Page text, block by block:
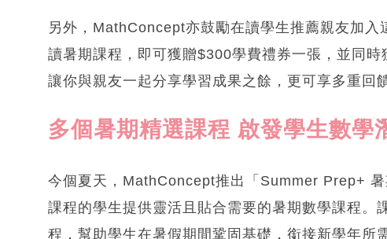
另外，MathConcept亦鼓勵在讀學生推薦親友加
讀暑期課程，即可獲贈$300學費禮券一張，並同
讓你與親友一起分享學習成果之餘，更可享多重回饋
多個暑期精選課程 啟發學生數學
今個夏天，MathConcept推出「Summer Prep+
課程的學生提供靈活且貼合需要的暑期數學課程。
程，幫助學生在暑假期間鞏固基礎，銜接新學年所